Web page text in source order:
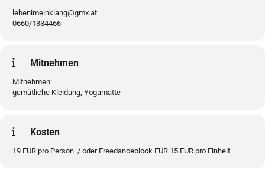
lebenimeinklang@gmx.at
0660/1334466
Mitnehmen
Mitnehmen:
gemütliche Kleidung, Yogamatte
Kosten
19 EUR pro Person / oder Freedanceblock EUR 15 EUR pro Einheit